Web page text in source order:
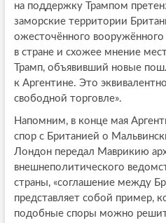
на поддержку Трампом
заморские территории
ожесточённого
в стране и схожее мнение
Трамп, объявивший новые
к Аргентине. Это
свободной торговле».
Напомним, в конце мая
спор с Британией о
Лондон передал Маврикию
внешнеполитического
страны, «соглашение между
представляет собой пример,
подобные споры можно